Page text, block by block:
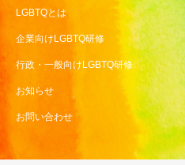
LGBTQとは
企業向けLGBTQ研修
行政・一般向けLGBTQ研修
お知らせ
お問い合わせ